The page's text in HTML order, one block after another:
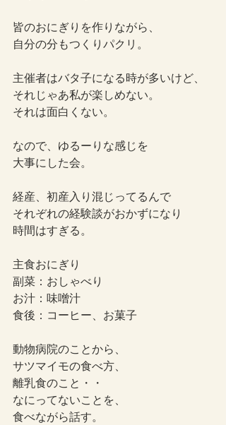
皆のおにぎりを作りながら、
自分の分もつくりパクリ。
主催者はバタ子になる時が多いけど、
それじゃあ私が楽しめない。
それは面白くない。
なので、ゆるーりな感じを
大事にした会。
経産、初産入り混じってるんで
それぞれの経験談がおかずになり
時間はすぎる。
主食おにぎり
副菜：おしゃべり
お汁：味噌汁
食後：コーヒー、お菓子
動物病院のことから、
サツマイモの食べ方、
離乳食のこと・・
なにってないことを、
食べながら話す。